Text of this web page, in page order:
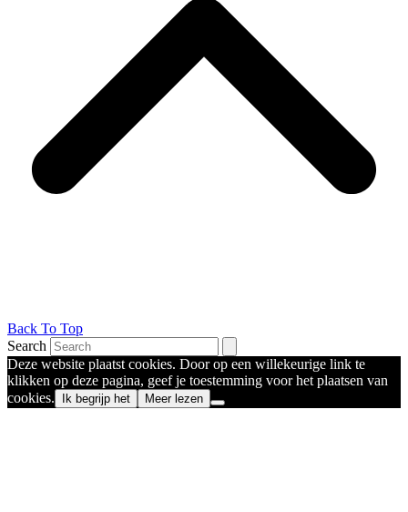
Back To Top
Search
Deze website plaatst cookies. Door op een willekeurige link te
klikken op deze pagina, geef je toestemming voor het plaatsen van
cookies.
Ik begrijp het Meer lezen